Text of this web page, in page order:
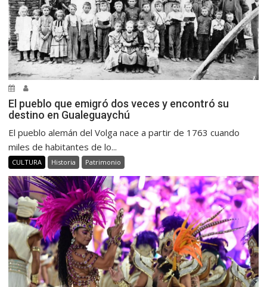
El pueblo que emigró dos veces y encontró su
destino en Gualeguaychú
El pueblo alemán del Volga nace a partir de 1763 cuando
miles de habitantes de lo...
CULTURA Historia Patrimonio